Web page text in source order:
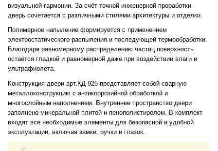
визуальной гармонии. За счёт точной инженерной проработки
дверь сочетается с различными стилями архитектуры и отделки.
Полимерное напыление формируется с применением
электростатического распыления и последующей термообработки.
Благодаря равномерному распределению частиц поверхность
остаётся гладкой и равномерной даже при воздействии влаги и
ультрафиолета.
Конструкция двери арт.КД-925 представляет собой сварную
металлоконструкцию с антикоррозийной обработкой и
многослойным наполнением. Внутреннее пространство двери
заполнено минеральной плитой и пенополистиролом. В комплект
входят все необходимые элементы для безопасной и удобной
эксплуатации, включая замки, ручки и глазок.